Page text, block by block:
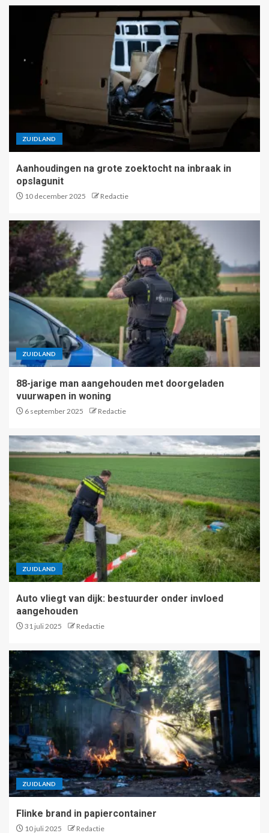
ZUIDLAND
Aanhoudingen na grote zoektocht na inbraak in
opslagunit
10 december 2025 Redactie
ZUIDLAND
88-jarige man aangehouden met doorgeladen
vuurwapen in woning
6 september 2025 Redactie
ZUIDLAND
Auto vliegt van dijk: bestuurder onder invloed
aangehouden
31 juli 2025 Redactie
ZUIDLAND
Flinke brand in papiercontainer
10 juli 2025 Redactie